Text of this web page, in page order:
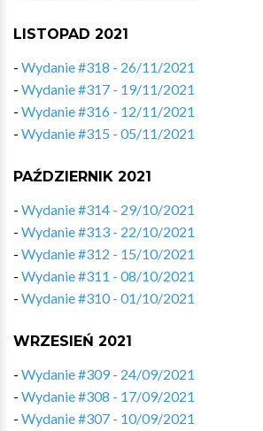
LISTOPAD 2021
- Wydanie #318 - 26/11/2021
- Wydanie #317 - 19/11/2021
- Wydanie #316 - 12/11/2021
- Wydanie #315 - 05/11/2021
PAŹDZIERNIK 2021
- Wydanie #314 - 29/10/2021
- Wydanie #313 - 22/10/2021
- Wydanie #312 - 15/10/2021
- Wydanie #311 - 08/10/2021
- Wydanie #310 - 01/10/2021
WRZESIEŃ 2021
- Wydanie #309 - 24/09/2021
- Wydanie #308 - 17/09/2021
- Wydanie #307 - 10/09/2021